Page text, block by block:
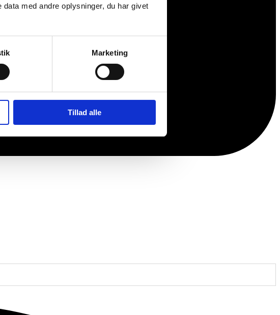
med andre oplysninger, du har givet
Marketing
Tillad alle